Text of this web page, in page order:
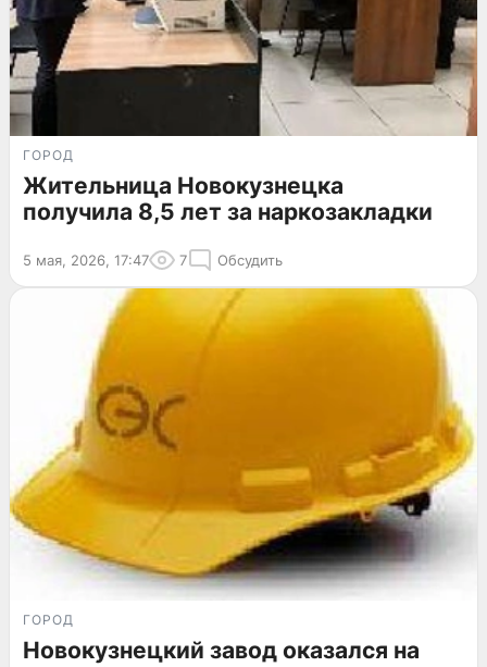
ГОРОД
Жительница Новокузнецка
получила 8,5 лет за наркозакладки
5 мая, 2026, 17:47 7 Обсудить
ГОРОД
Новокузнецкий завод оказался на